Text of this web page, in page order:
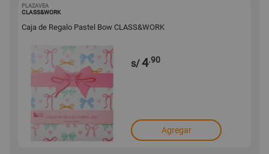
PLAZAVEA
CLASS&WORK
Caja de Regalo Pastel Bow CLASS&WORK
s/4.90
Agregar